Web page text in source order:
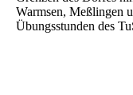
Warmsen, Meßlingen
Übungsstunden des